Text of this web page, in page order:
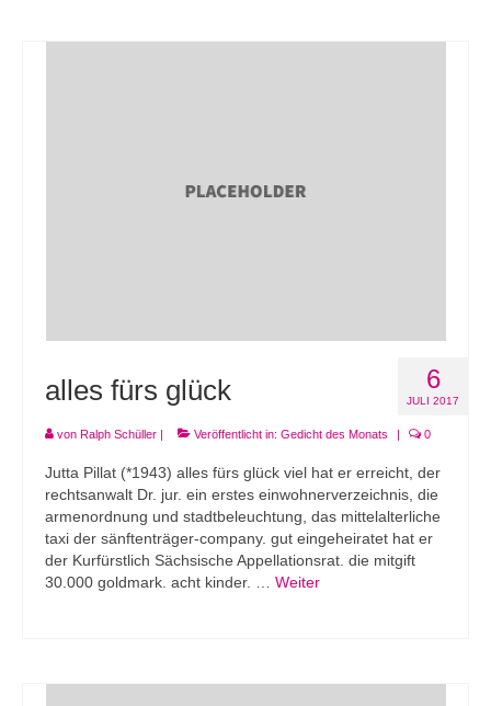
6
JULI 2017
alles fürs glück
von Ralph Schüller Veröffentlicht in: Gedicht des Monats 0
Jutta Pillat (*1943) alles fürs glück viel hat er erreicht, der
rechtsanwalt Dr. jur. ein erstes einwohnerverzeichnis, die
armenordnung und stadtbeleuchtung, das mittelalterliche
taxi der sänftenträger-company. gut eingeheiratet hat er
der Kurfürstlich Sächsische Appellationsrat. die mitgift
30.000 goldmark. acht kinder. … Weiter